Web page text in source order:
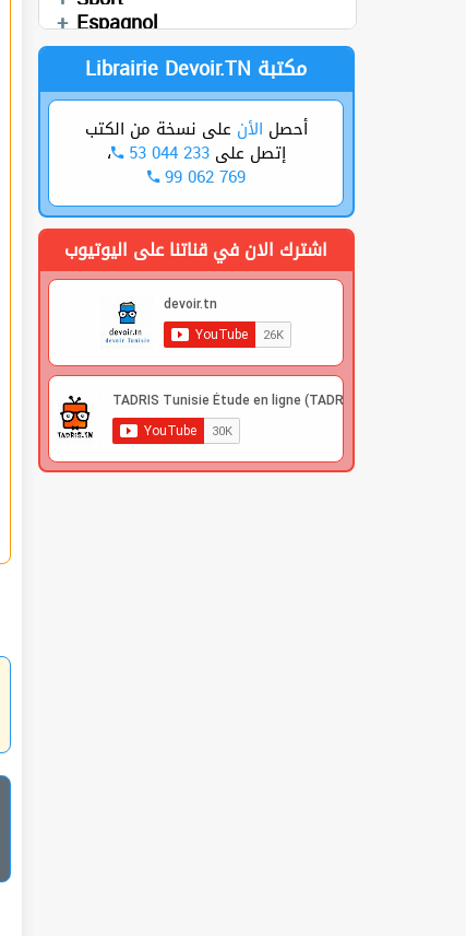
العربية
Sciences SVT
Espagnol
Cours
Librairie Devoir.TN مكتبة
أحصل الأن على نسخة من الكتب
إتصل على53 044 233 ،
99 062 769
اشترك الان في قناتنا على اليوتيوب